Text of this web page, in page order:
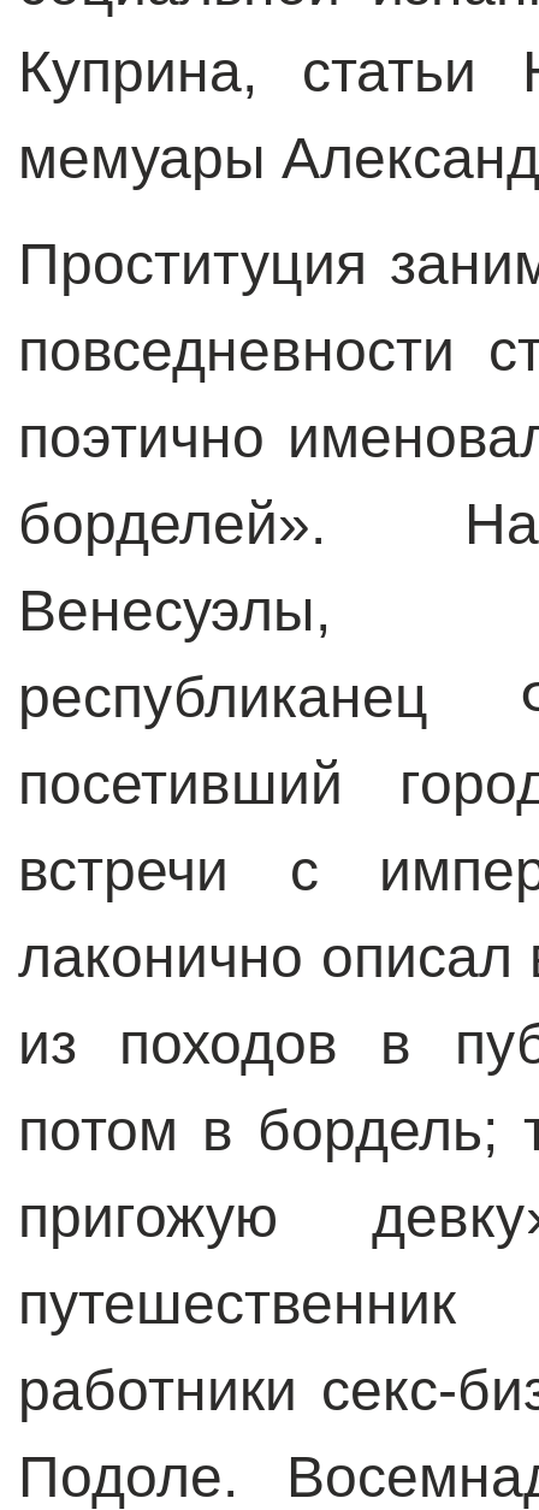
Куприна, статьи
мемуары
Проституция
повседневности
поэтично
борделей».
Венесуэлы,
республиканец
посетивший
встречи с
лаконично
из походов в
потом в бордель;
пригожую
работники секс-
Подоле.